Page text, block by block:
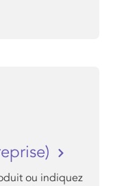
ou indiquez